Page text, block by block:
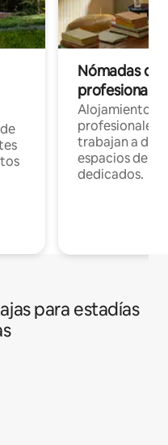
Nómadas
Alojamientos
profesionales
trabajan a
espacios de
dedicados.
para estadías